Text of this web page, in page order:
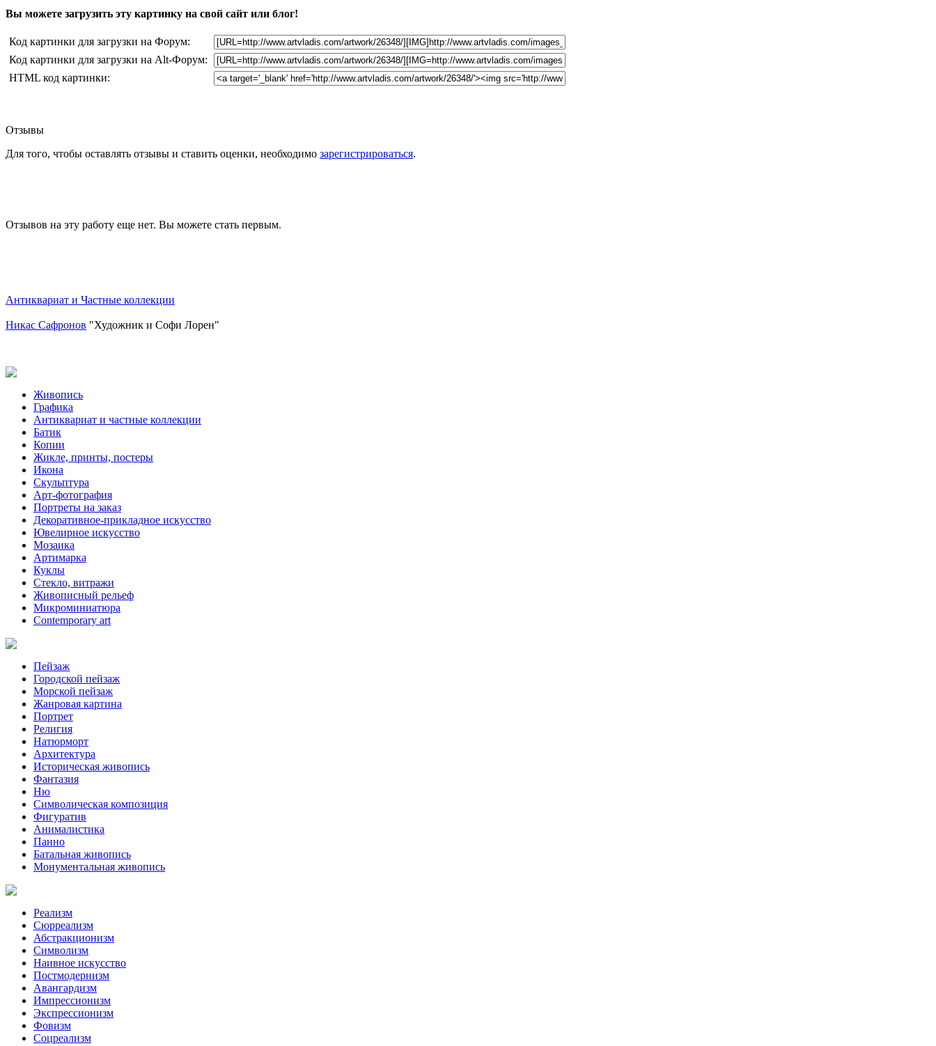
Вы можете загрузить эту картинку на свой сайт или блог!
Код картинки для загрузки на Форум:
Код картинки для загрузки на Alt-Форум:
HTML код картинки:
Отзывы
Для того, чтобы оставлять отзывы и ставить оценки, необходимо зарегистрироваться.
Отзывов на эту работу еще нет. Вы можете стать первым.
Антиквариат и Частные коллекции
Никас Сафронов "Художник и Софи Лорен"
Живопись
Графика
Антиквариат и частные коллекции
Батик
Копии
Жикле, принты, постеры
Икона
Скульптура
Арт-фотография
Портреты на заказ
Декоративное-прикладное искусство
Ювелирное искусство
Мозаика
Артимарка
Куклы
Стекло, витражи
Живописный рельеф
Микроминиатюра
Contemporary art
Пейзаж
Городской пейзаж
Морской пейзаж
Жанровая картина
Портрет
Религия
Натюрморт
Архитектура
Историческая живопись
Фантазия
Ню
Символическая композиция
Фигуратив
Анималистикa
Панно
Батальная живопись
Монументальная живопись
Реализм
Сюрреализм
Абстракционизм
Символизм
Наивное искусство
Постмодернизм
Авангардизм
Импрессионизм
Экспрессионизм
Фовизм
Соцреализм